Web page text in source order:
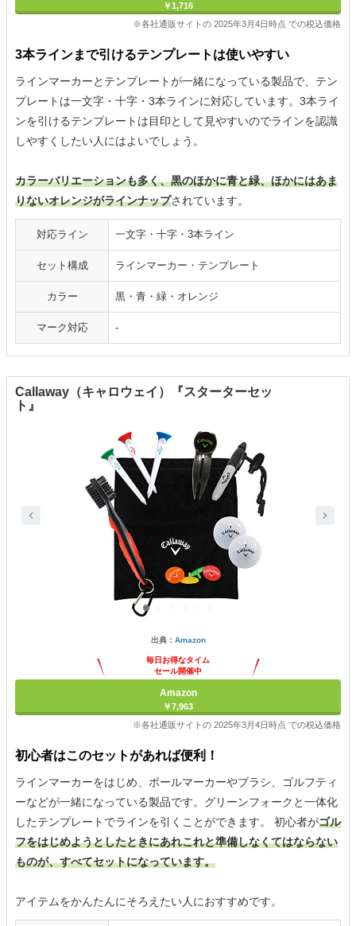
￥1,716
※各社通販サイトの 2025年3月4日時点 での税込価格
3本ラインまで引けるテンプレートは使いやすい
ラインマーカーとテンプレートが一緒になっている製品で、テン
プレートは一文字・十字・3本ラインに対応しています。3本ライ
ンを引けるテンプレートは目印として見やすいのでラインを認識
しやすくしたい人にはよいでしょう。
カラーバリエーションも多く、黒のほかに青と緑、ほかにはあま
りないオレンジがラインナップされています。
対応ライン 一文字・十字・3本ライン
セット構成 ラインマーカー・テンプレート
カラー 黒・青・緑・オレンジ
マーク対応 -
Callaway（キャロウェイ）『スターターセッ
ト』
出典： Amazon
毎日お得なタイム
セール開催中
Amazon
￥7,963
※各社通販サイトの 2025年3月4日時点 での税込価格
初心者はこのセットがあれば便利！
ラインマーカーをはじめ、ボールマーカーやブラシ、ゴルフティ
ーなどが一緒になっている製品です。グリーンフォークと一体化
したテンプレートでラインを引くことができます。 初心者がゴル
フをはじめようとしたときにあれこれと準備しなくてはならない
ものが、すべてセットになっています。
アイテムをかんたんにそろえたい人におすすめです。